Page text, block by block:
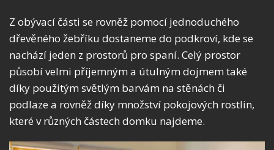
Z obývací části se rovněž pomocí jednoduchého
dřevěného žebříku dostaneme do podkroví, kde se
nachází jeden z prostorů pro spaní. Celý prostor
působí velmi příjemným a útulným dojmem také
díky použitým světlým barvám na stěnách či
podlaze a rovněž díky množství pokojových rostlin,
které v různých částech domku najdeme.